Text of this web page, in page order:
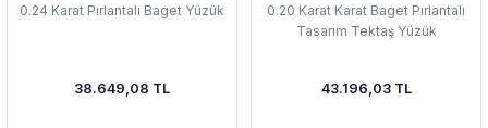
0.24 Karat Pırlantalı Baget Yüzük
38.649,08 TL
0.20 Karat Karat Baget Pırlantalı
Tasarım Tektaş Yüzük
43.196,03 TL